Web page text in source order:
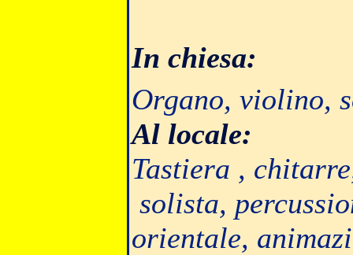
In chiesa:
Organo, violino,
Al locale:
Tastiera ,
solista,
orientale,